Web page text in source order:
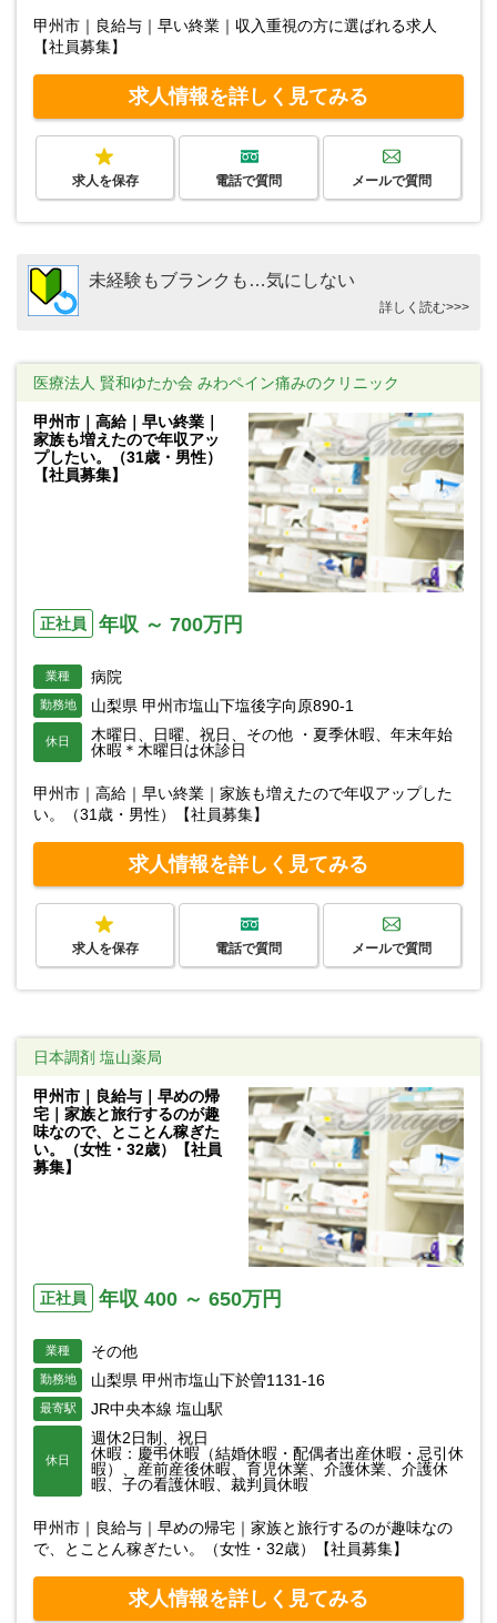
甲州市｜良給与｜早い終業｜収入重視の方に選ばれる求人
【社員募集】
求人情報を詳しく見てみる
求人を保存 電話で質問 メールで質問
未経験もブランクも…気にしない
詳しく読む>>>
医療法人 賢和ゆたか会 みわペイン痛みのクリニック
甲州市｜高給｜早い終業｜
家族も増えたので年収アッ
プしたい。（31歳・男性）
【社員募集】
正社員 年収 ～ 700万円
業種 病院
勤務地 山梨県 甲州市塩山下塩後字向原890-1
休日
木曜日、日曜、祝日、その他 ・夏季休暇、年末年始
休暇＊木曜日は休診日
甲州市｜高給｜早い終業｜家族も増えたので年収アップした
い。（31歳・男性）【社員募集】
求人情報を詳しく見てみる
求人を保存 電話で質問 メールで質問
日本調剤 塩山薬局
甲州市｜良給与｜早めの帰
宅｜家族と旅行するのが趣
味なので、とことん稼ぎた
い。（女性・32歳）【社員
募集】
正社員 年収 400 ～ 650万円
業種 その他
勤務地 山梨県 甲州市塩山下於曽1131-16
最寄駅 JR中央本線 塩山駅
休日
週休2日制、祝日
休暇：慶弔休暇（結婚休暇・配偶者出産休暇・忌引休
暇）、産前産後休暇、育児休業、介護休業、介護休
暇、子の看護休暇、裁判員休暇
甲州市｜良給与｜早めの帰宅｜家族と旅行するのが趣味なの
で、とことん稼ぎたい。（女性・32歳）【社員募集】
求人情報を詳しく見てみる